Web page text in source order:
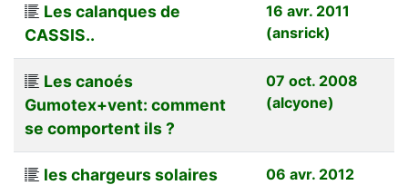
Les calanques de
CASSIS..
16 avr. 2011
(ansrick)
Les canoés
Gumotex+vent: comment
se comportent ils ?
07 oct. 2008
(alcyone)
les chargeurs solaires
06 avr. 2012